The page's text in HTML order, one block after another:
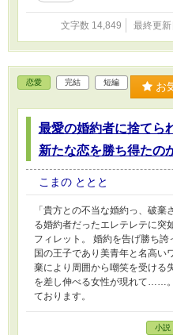
文字数 14,849 最終更
恋愛 完結 短編 お
最愛の婚約者に捨てら
新たな恋を勝ち得たの
こまの ととと
「貴方との不当な婚約っ、破
る婚約者だったエレテレテに突
フィレット。 婚約を告げ勝ち誇
国の王子であり美青年と名高い
棄により周囲から嘲笑を受ける
を差し伸べる女性が現れて……
ております。
小説